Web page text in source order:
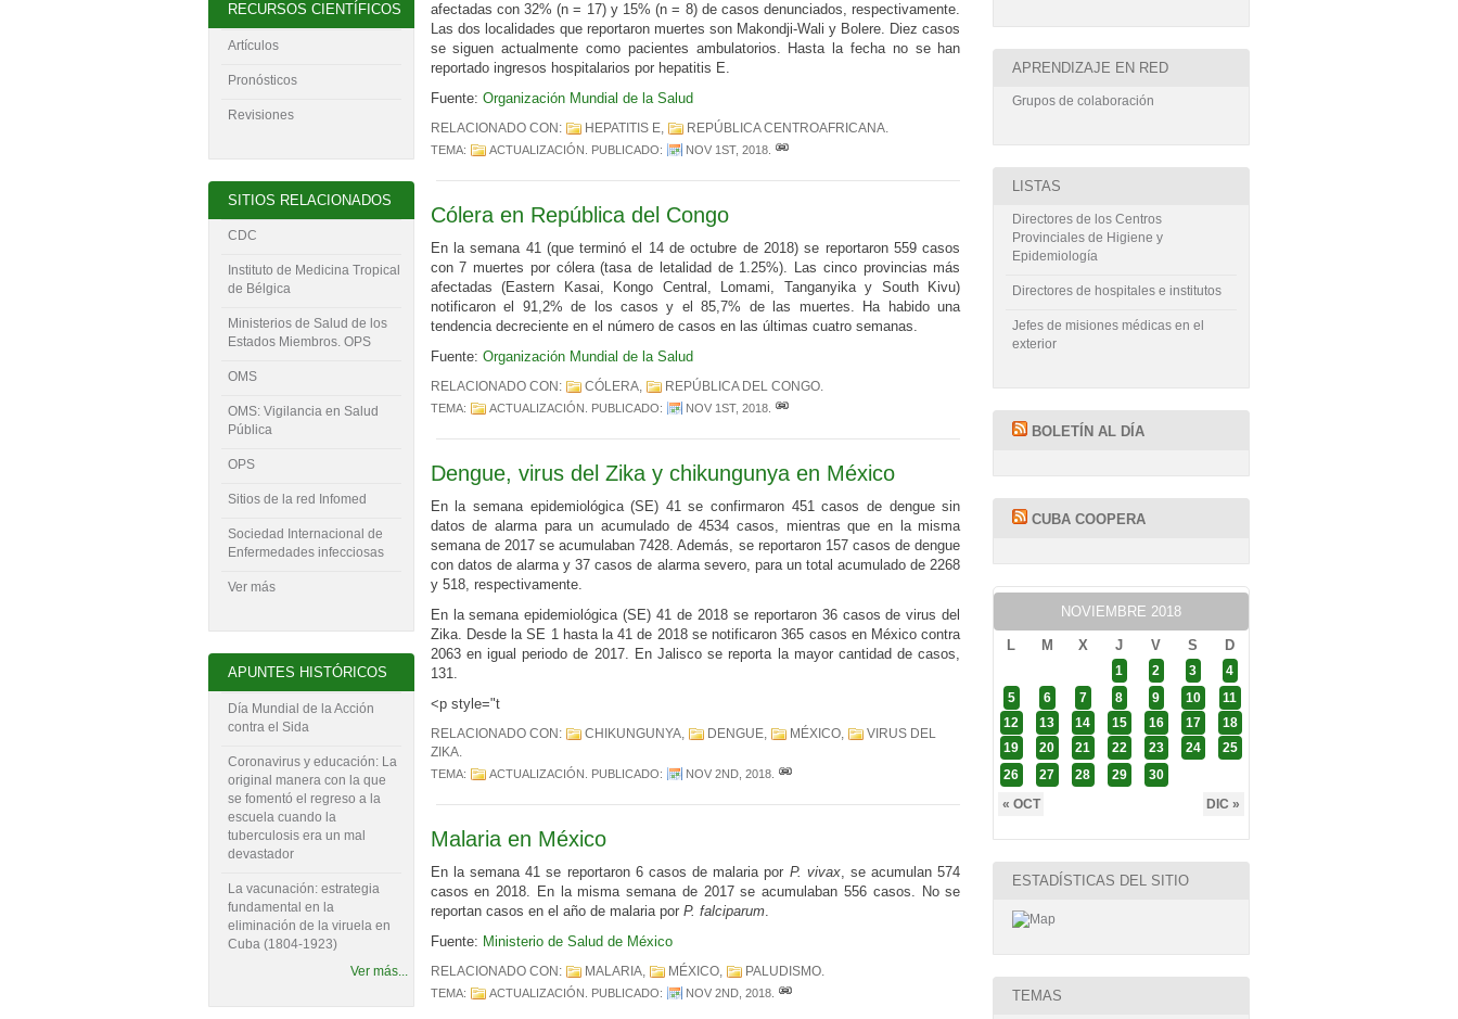
afectadas con 32% (n = 17) y 15% (n = 8) de casos denunciados, respectivamente.
Las dos localidades que reportaron muertes son Makondji-Wali y Bolere. Diez casos
se siguen actualmente como pacientes ambulatorios. Hasta la fecha no se han
reportado ingresos hospitalarios por hepatitis E.
Fuente: Organización Mundial de la Salud
RELACIONADO CON: HEPATITIS E, REPÚBLICA CENTROAFRICANA.
TEMA: ACTUALIZACIÓN . PUBLICADO: NOV 1ST, 2018.
Cólera en República del Congo
En la semana 41 (que terminó el 14 de octubre de 2018) se reportaron 559 casos
con 7 muertes por cólera (tasa de letalidad de 1.25%). Las cinco provincias más
afectadas (Eastern Kasai, Kongo Central, Lomami, Tanganyika y South Kivu)
notificaron el 91,2% de los casos y el 85,7% de las muertes. Ha habido una
tendencia decreciente en el número de casos en las últimas cuatro semanas.
Fuente: Organización Mundial de la Salud
RELACIONADO CON: CÓLERA, REPÚBLICA DEL CONGO.
TEMA: ACTUALIZACIÓN . PUBLICADO: NOV 1ST, 2018.
Dengue, virus del Zika y chikungunya en México
En la semana epidemiológica (SE) 41 se confirmaron 451 casos de dengue sin
datos de alarma para un acumulado de 4534 casos, mientras que en la misma
semana de 2017 se acumulaban 7428. Además, se reportaron 157 casos de dengue
con datos de alarma y 37 casos de alarma severo, para un total acumulado de 2268
y 518, respectivamente.
En la semana epidemiológica (SE) 41 de 2018 se reportaron 36 casos de virus del
Zika. Desde la SE 1 hasta la 41 de 2018 se notificaron 365 casos en México contra
2063 en igual periodo de 2017. En Jalisco se reporta la mayor cantidad de casos,
131.
<p style="t
RELACIONADO CON: CHIKUNGUNYA, DENGUE, MÉXICO,
VIRUS DEL
ZIKA.
TEMA: ACTUALIZACIÓN . PUBLICADO: NOV 2ND, 2018.
Malaria en México
En la semana 41 se reportaron 6 casos de malaria por P. vivax, se acumulan 574
casos en 2018. En la misma semana de 2017 se acumulaban 556 casos. No se
reportan casos en el año de malaria por P. falciparum.
Fuente: Ministerio de Salud de México
RELACIONADO CON: MALARIA, MÉXICO, PALUDISMO.
TEMA: ACTUALIZACIÓN . PUBLICADO: NOV 2ND, 2018.
RECURSOS CIENTÍFICOS
Artículos
Pronósticos
Revisiones
SITIOS RELACIONADOS
CDC
Instituto de Medicina Tropical
de Bélgica
Ministerios de Salud de los
Estados Miembros. OPS
OMS
OMS: Vigilancia en Salud
Pública
OPS
Sitios de la red Infomed
Sociedad Internacional de
Enfermedades infecciosas
Ver más
APUNTES HISTÓRICOS
Día Mundial de la Acción
contra el Sida
Coronavirus y educación: La
original manera con la que
se fomentó el regreso a la
escuela cuando la
tuberculosis era un mal
devastador
La vacunación: estrategia
fundamental en la
eliminación de la viruela en
Cuba (1804-‍1923)
Ver más...
APRENDIZAJE EN RED
Grupos de colaboración
LISTAS
Directores de los Centros
Provinciales de Higiene y
Epidemiología
Directores de hospitales e institutos
Jefes de misiones médicas en el
exterior
BOLETÍN AL DÍA
CUBA COOPERA
NOVIEMBRE 2018
L M X J V S D
« OCT DIC »
1 2 3
4
5
6 7 8 9 10
11
12
13 14 15 16 17
18
19
20 21 22 23 24
25
26
27 28 29 30
ESTADÍSTICAS DEL SITIO
TEMAS